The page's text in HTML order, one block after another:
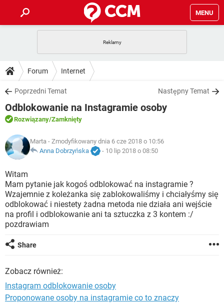
MENU
GRY
SPOTIFY
INSTAGRAM FACEBOOK
WINDOWS 10
PORADY
PlayStation
SPOTIFY
INSTAGRAM
WINDOWS 10
DO POBRANIA
ANDROID TIKTOK
GRY
IOS NETFLIX
INSTAGRAM
WINDOWS 10
FORUM
COVID-19
GRY WHATSAPP
INSTAGRAM FACEBOOK
WINDOWS 10
ARTYKUŁY
COVID-19
GRY
SPOTIFY NETFLIX
INSTAGRAM FACEBOOK
WINDOWS 10
Forum Internet
Poprzedni Temat Następny Temat
Odblokowanie na Instagramie osoby
Rozwiązany/Zamknięty
Marta - Zmodyfikowany dnia 6 cze 2018 o 10:56
Anna Dobrzyńska
- 10 lip 2018 o 08:50
Witam
Mam pytanie jak kogoś odblokować na instagramie ?
Wzajemnie z koleżanka się zablokowaliśmy i chciałyśmy się
odblokować i niestety żadna metoda nie działa ani wejście
na profil i odblokowanie ani ta sztuczka z 3 kontem :/
pozdrawiam
Share
Zobacz również:
Instagram odblokowanie osoby
Proponowane osoby na instagramie co to znaczy